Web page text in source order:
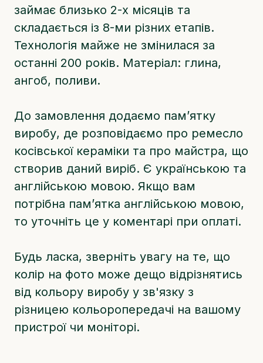
займає близько 2-х місяців та
складається із 8-ми різних етапів.
Технологія майже не змінилася за
останні 200 років. Матеріал: глина,
ангоб, поливи.
До замовлення додаємо памʼятку
виробу, де розповідаємо про ремесло
косівської кераміки та про майстра, що
створив даний виріб. Є українською та
англійською мовою. Якщо вам
потрібна памʼятка англійською мовою,
то уточніть це у коментарі при оплаті.
Будь ласка, зверніть увагу на те, що
колір на фото може дещо відрізнятись
від кольору виробу у зв'язку з
різницею кольоропередачі на вашому
пристрої чи моніторі.